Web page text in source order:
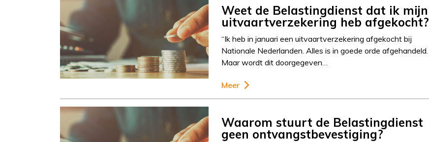
Weet de Belastingdienst dat ik mijn
uitvaartverzekering heb afgekocht?
“Ik heb in januari een uitvaartverzekering afgekocht bij
Nationale Nederlanden. Alles is in goede orde afgehandeld.
Maar wordt dit doorgegeven…
Meer
Waarom stuurt de Belastingdienst
geen ontvangstbevestiging?